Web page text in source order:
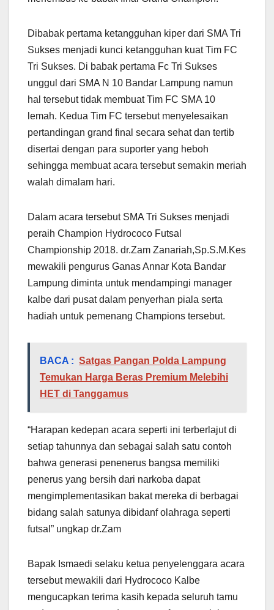
Dibabak pertama ketangguhan kiper dari SMA Tri
Sukses menjadi kunci ketangguhan kuat Tim FC
Tri Sukses. Di babak pertama Fc Tri Sukses
unggul dari SMA N 10 Bandar Lampung namun
hal tersebut tidak membuat Tim FC SMA 10
lemah. Kedua Tim FC tersebut menyelesaikan
pertandingan grand final secara sehat dan tertib
disertai dengan para suporter yang heboh
sehingga membuat acara tersebut semakin meriah
walah dimalam hari.
Dalam acara tersebut SMA Tri Sukses menjadi
peraih Champion Hydrococo Futsal
Championship 2018. dr.Zam Zanariah,Sp.S.M.Kes
mewakili pengurus Ganas Annar Kota Bandar
Lampung diminta untuk mendampingi manager
kalbe dari pusat dalam penyerhan piala serta
hadiah untuk pemenang Champions tersebut.
BACA : Satgas Pangan Polda Lampung
Temukan Harga Beras Premium Melebihi
HET di Tanggamus
“Harapan kedepan acara seperti ini terberlajut di
setiap tahunnya dan sebagai salah satu contoh
bahwa generasi penenerus bangsa memiliki
penerus yang bersih dari narkoba dapat
mengimplementasikan bakat mereka di berbagai
bidang salah satunya dibidanf olahraga seperti
futsal” ungkap dr.Zam
Bapak Ismaedi selaku ketua penyelenggara acara
tersebut mewakili dari Hydrococo Kalbe
mengucapkan terima kasih kepada seluruh tamu